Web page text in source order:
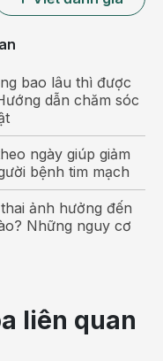
dưới C-arm
arm đưa khuỷu
vết mổ 0.5cm
thương) mang lại
bao lâu thì được
dẫn chăm sóc
ngày giúp giảm
bệnh tim mạch
ảnh hưởng đến
Những nguy cơ
liên quan